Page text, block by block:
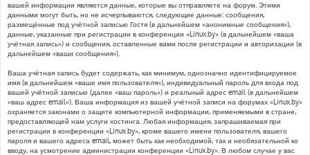
вашей информации являются данные, которые вы отправляете на форум. Этими
данными могут быть, но не исчерпываются, следующие данные: сообщения,
размещённые под учётной записью Гостя (в дальнейшем «анонимные сообщения»),
данные, указанные при регистрации в конференции «Linux.by» (в дальнейшем «ваша
учётная запись») и сообщения, оставленные вами после регистрации и авторизации (в
дальнейшем «ваши сообщения»).
Ваша учётная запись будет содержать, как минимум, однозначно идентифицируемое
имя (в дальнейшем «ваше имя пользователя»), индивидуальный пароль для входа под
вашей учётной записью (далее «ваш пароль») и реальный адрес email (в дальнейшем
«ваш адрес email»). Ваша информация из вашей учётной записи на форумах «Linux.by»
охраняется законами о защите компьютерной информации, применяемыми в стране,
предоставляющей нам услуги хостинга. Любая информация, запрашиваемая при
регистрации в конференции «Linux.by», кроме вашего имени пользователя, вашего
пароля и вашего адреса email, может быть как необходимой, так и необязательной ко
вводу, на усмотрение администрации конференции «Linux.by». В любом случае у вас